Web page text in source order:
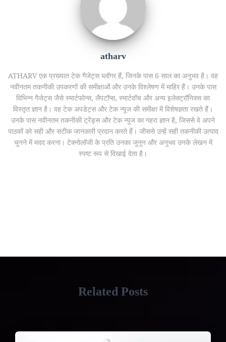
atharv
ATHARV एक प्रख्यात टेक गैजेट्स ब्लॉगर हैं, जिनके पास 6 साल का अनुभव है। वह
नवीनतम तकनीकी उपकरणों की समीक्षाओं और उनके विश्लेषण में माहिर हैं। उनके पास
विभिन्न गैजेट्स जैसे स्मार्टफोन्स, लैपटॉप्स, स्मार्टवॉच और अन्य इलेक्ट्रॉनिक्स का
विस्तृत ज्ञान है। वह टेक अपडेट्स और टेक न्यूज की समीक्षा में विशेषज्ञता रखते हैं।
उनके पास नवीनतम तकनीकी ट्रेंड्स और टेक न्युज का गहरा ज्ञान है, जिससे वे अपने
पाठकों को सही और सटीक जानकारी प्रदान करते हैं। जीससे उन्हें सही तकनीकी उत्पाद
चुनने में मदद करना। टेक्नोलॉजी के प्रति उनका जुनून और अनुभव उनके लेखन में
स्पष्ट रूप से दिखाई देता है।
Related Posts